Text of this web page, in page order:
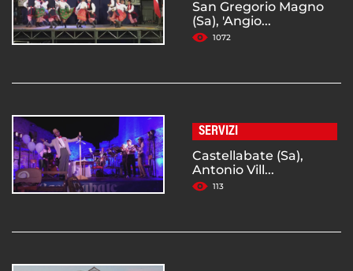
San Gregorio Magno
(Sa), 'Angio...
1072
SERVIZI
Castellabate (Sa),
Antonio Vill...
113